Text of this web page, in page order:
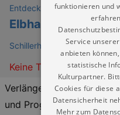
Entdeckungen
Elbhangfest
Schillerhäuschen Dresden
Keine Termine
Verlängerte
und Programm ab 15:00
funktionieren und
Service
anbieten
statistische
Kulturpartner.
Cookies für diese
Datensicherheit
Mehr zum